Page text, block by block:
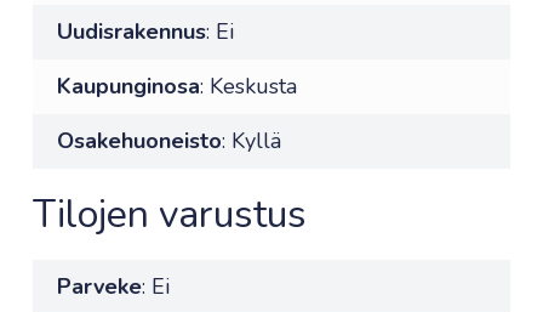
Uudisrakennus: Ei
Kaupunginosa: Keskusta
Osakehuoneisto: Kyllä
Tilojen varustus
Parveke: Ei